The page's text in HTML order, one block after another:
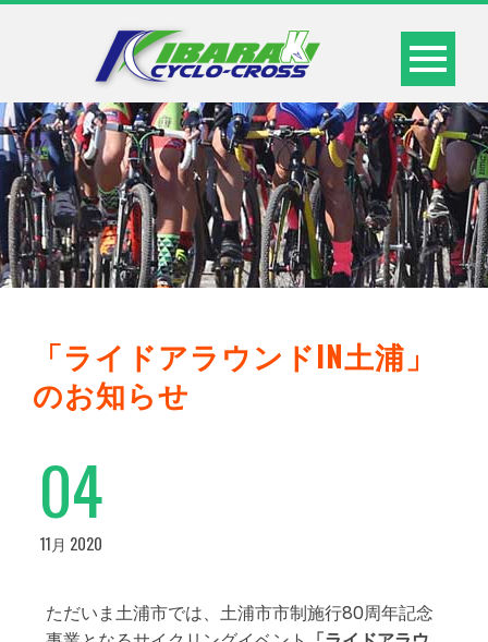
「ライドアラウンドIN土浦」
のお知らせ
04
11月 2020
ただいま土浦市では、土浦市市制施行80周年記念